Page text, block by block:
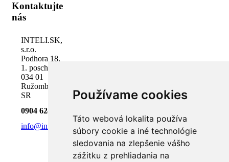
Používame cookies
Táto webová lokalita používa
súbory cookie a iné technológie
sledovania na zlepšenie vášho
zážitku z prehliadania na
Kontaktujte
nás
INTELI.SK,
s.r.o.
Podhora 18,
1. poschodie
034 01
Ružomberok,
SR
0904 624 918
info@inteli.sk